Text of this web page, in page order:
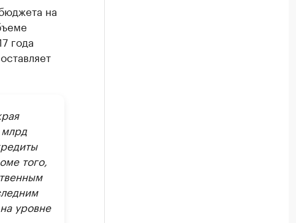
на
года
млрд
того,
уровне